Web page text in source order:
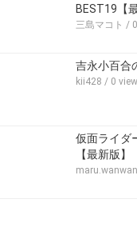
BEST19【
三島マコト /
吉永小百合
kii428 / 0 view
仮面ライダ
【最新版】
maru.wanwan